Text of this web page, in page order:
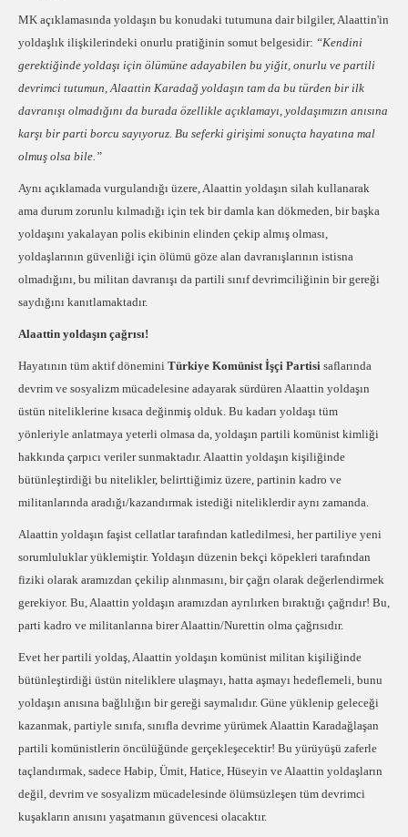
MK açıklamasında yoldaşın bu konudaki tutumuna dair bilgiler, Alaattin'in
yoldaşlık ilişkilerindeki onurlu pratiğinin somut belgesidir: “Kendini
gerektiğinde yoldaşı için ölümüne adayabilen bu yiğit, onurlu ve partili
devrimci tutumun, Alaattin Karadağ yoldaşın tam da bu türden bir ilk
davranışı olmadığını da burada özellikle açıklamayı, yoldaşımızın anısına
karşı bir parti borcu sayıyoruz. Bu seferki girişimi sonuçta hayatına mal
olmuş olsa bile.”
Aynı açıklamada vurgulandığı üzere, Alaattin yoldaşın silah kullanarak
ama durum zorunlu kılmadığı için tek bir damla kan dökmeden, bir başka
yoldaşını yakalayan polis ekibinin elinden çekip almış olması,
yoldaşlarının güvenliği için ölümü göze alan davranışlarının istisna
olmadığını, bu militan davranışı da partili sınıf devrimciliğinin bir gereği
saydığını kanıtlamaktadır.
Alaattin yoldaşın çağrısı!
Hayatının tüm aktif dönemini Türkiye Komünist İşçi Partisi saflarında
devrim ve sosyalizm mücadelesine adayarak sürdüren Alaattin yoldaşın
üstün niteliklerine kısaca değinmiş olduk. Bu kadarı yoldaşı tüm
yönleriyle anlatmaya yeterli olmasa da, yoldaşın partili komünist kimliği
hakkında çarpıcı veriler sunmaktadır. Alaattin yoldaşın kişiliğinde
bütünleştirdiği bu nitelikler, belirttiğimiz üzere, partinin kadro ve
militanlarında aradığı/kazandırmak istediği niteliklerdir aynı zamanda.
Alaattin yoldaşın faşist cellatlar tarafından katledilmesi, her partiliye yeni
sorumluluklar yüklemiştir. Yoldaşın düzenin bekçi köpekleri tarafından
fiziki olarak aramızdan çekilip alınmasını, bir çağrı olarak değerlendirmek
gerekiyor. Bu, Alaattin yoldaşın aramızdan ayrılırken bıraktığı çağrıdır! Bu,
parti kadro ve militanlarına birer Alaattin/Nurettin olma çağrısıdır.
Evet her partili yoldaş, Alaattin yoldaşın komünist militan kişiliğinde
bütünleştirdiği üstün niteliklere ulaşmayı, hatta aşmayı hedeflemeli, bunu
yoldaşın anısına bağlılığın bir gereği saymalıdır. Güne yüklenip geleceği
kazanmak, partiyle sınıfa, sınıfla devrime yürümek Alaattin Karadağlaşan
partili komünistlerin öncülüğünde gerçekleşecektir! Bu yürüyüşü zaferle
taçlandırmak, sadece Habip, Ümit, Hatice, Hüseyin ve Alaattin yoldaşların
değil, devrim ve sosyalizm mücadelesinde ölümsüzleşen tüm devrimci
kuşakların anısını yaşatmanın güvencesi olacaktır.